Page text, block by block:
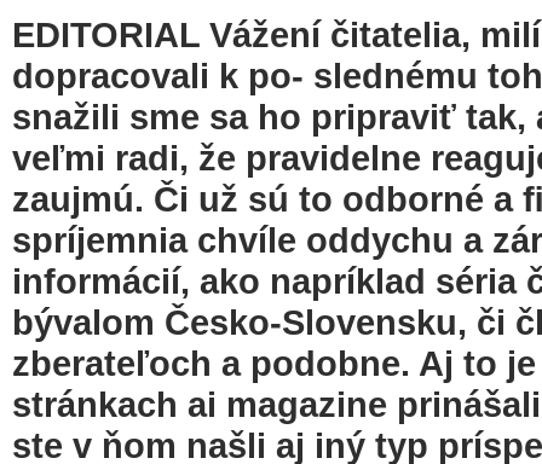
EDITORIAL Vážení čitatelia,
dopracovali k po- slednému
snažili sme sa ho pripraviť tak,
veľmi radi, že pravidelne
zaujmú. Či už sú to odborné a
spríjemnia chvíle oddychu a
informácií, ako napríklad séria
bývalom Česko-Slovensku, či
zberateľoch a podobne. Aj to
stránkach ai magazine
ste v ňom našli aj iný typ